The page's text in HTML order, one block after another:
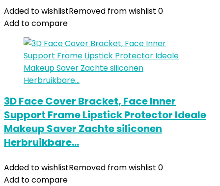
Added to wishlistRemoved from wishlist 0
Add to compare
3D Face Cover Bracket, Face Inner
Support Frame Lipstick Protector Ideale
Makeup Saver Zachte siliconen
Herbruikbare…
Added to wishlistRemoved from wishlist 0
Add to compare